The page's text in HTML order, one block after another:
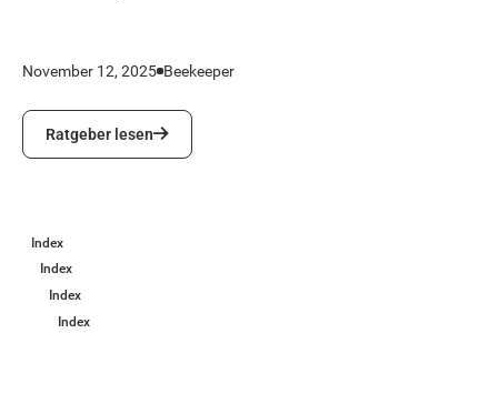
November 12, 2025 Beekeeper
Ratgeber lesen
Ratgeber lesen
Index
Index
Index
Index